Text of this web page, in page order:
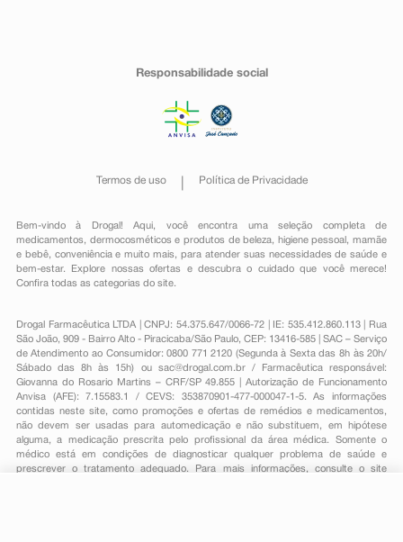
Responsabilidade social
Termos de uso Política de Privacidade
Bem-vindo à Drogal! Aqui, você encontra uma seleção completa de
medicamentos , dermocosméticos e produtos de beleza, higiene pessoal ,mamãe
e bebê, conveniênciae muito mais, para atender suas necessidades de saúde e
bem-estar. Explore nossas ofertas e descubra o cuidado que você merece!
Confira todas as categorias do site.
Drogal Farmacêutica LTDA | CNPJ: 54.375.647/0066-72 | IE: 535.412.860.113 | Rua
São João, 909 - Bairro Alto - Piracicaba/São Paulo, CEP: 13416-585 | SAC – Serviço
de Atendimento ao Consumidor: 0800 771 2120 (Segunda à Sexta das 8h às 20h/
Sábado das 8h às 15h) ou sac@drogal.com.br/ Farmacêutica responsável:
Giovanna do Rosario Martins – CRF/SP 49.855 | Autorização de Funcionamento
Anvisa (AFE): 7.15583.1 / CEVS: 353870901-477-000047-1-5. As informações
contidas neste site, como promoções e ofertas de remédios e medicamentos,
não devem ser usadas para automedicação e não substituem, em hipótese
alguma, a medicação prescrita pelo profissional da área médica. Somente o
médico está em condições de diagnosticar qualquer problema de saúde e
prescrever o tratamento adequado. Para mais informações, consulte o site